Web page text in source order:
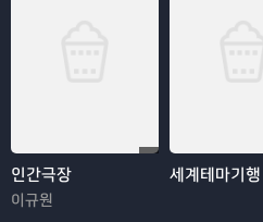
인간극장
이규원
세계테마기행